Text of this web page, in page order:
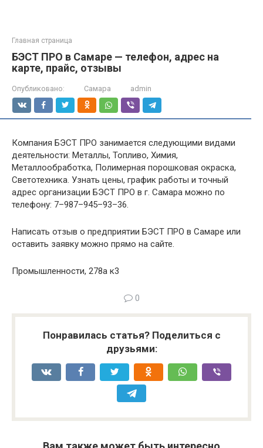
Главная страница
БЭСТ ПРО в Самаре — телефон, адрес на
карте, прайс, отзывы
Опубликовано: Самара admin
Компания БЭСТ ПРО занимается следующими видами
деятельности: Металлы, Топливо, Химия,
Металлообработка, Полимерная порошковая окраска,
Светотехника. Узнать цены, график работы и точный
адрес организации БЭСТ ПРО в г. Самара можно по
телефону: 7–987–945–93–36.
Написать отзыв о предприятии БЭСТ ПРО в Самаре или
оставить заявку можно прямо на сайте.
Промышленности, 278а к3
0
Понравилась статья? Поделиться с
друзьями: